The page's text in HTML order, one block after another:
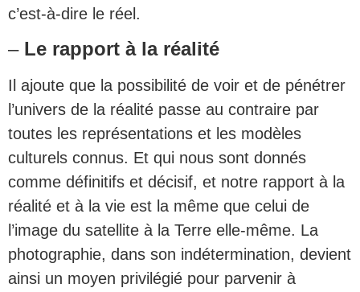
c’est-à-dire le réel.
– Le rapport à la réalité
Il ajoute que la possibilité de voir et de pénétrer
l’univers de la réalité passe au contraire par
toutes les représentations et les modèles
culturels connus. Et qui nous sont donnés
comme définitifs et décisif, et notre rapport à la
réalité et à la vie est la même que celui de
l’image du satellite à la Terre elle-même. La
photographie, dans son indétermination, devient
ainsi un moyen privilégié pour parvenir à